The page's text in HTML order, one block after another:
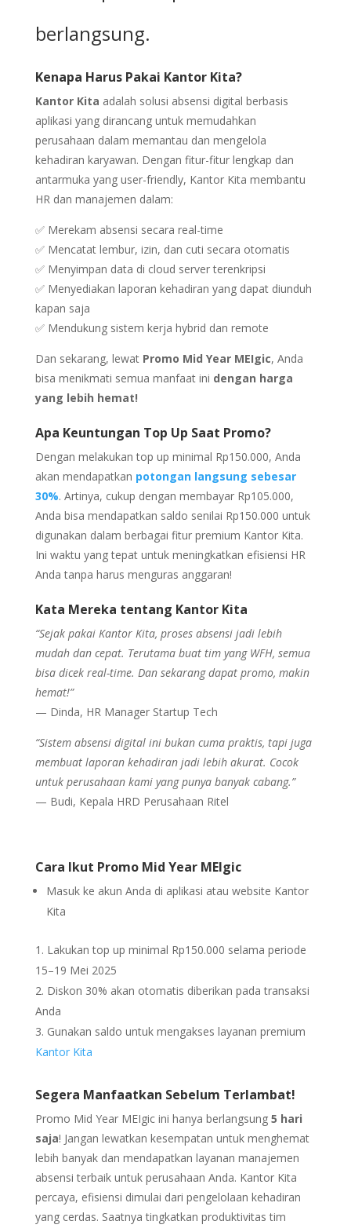
berlangsung.
Kenapa Harus Pakai Kantor Kita?
Kantor Kita adalah solusi absensi digital berbasis
aplikasi yang dirancang untuk memudahkan
perusahaan dalam memantau dan mengelola
kehadiran karyawan. Dengan fitur-fitur lengkap dan
antarmuka yang user-friendly, Kantor Kita membantu
HR dan manajemen dalam:
✅Merekam absensi secara real-time
✅Mencatat lembur, izin, dan cuti secara otomatis
✅Menyimpan data di cloud server terenkripsi
✅Menyediakan laporan kehadiran yang dapat diunduh
kapan saja
✅Mendukung sistem kerja hybrid dan remote
Dan sekarang, lewat Promo Mid Year MEIgic, Anda
bisa menikmati semua manfaat ini dengan harga
yang lebih hemat!
Apa Keuntungan Top Up Saat Promo?
Dengan melakukan top up minimal Rp150.000, Anda
akan mendapatkan potongan langsung sebesar
30%. Artinya, cukup dengan membayar Rp105.000,
Anda bisa mendapatkan saldo senilai Rp150.000 untuk
digunakan dalam berbagai fitur premium Kantor Kita.
Ini waktu yang tepat untuk meningkatkan efisiensi HR
Anda tanpa harus menguras anggaran!
Kata Mereka tentang Kantor Kita
“Sejak pakai Kantor Kita, proses absensi jadi lebih
mudah dan cepat. Terutama buat tim yang WFH, semua
bisa dicek real-time. Dan sekarang dapat promo, makin
hemat!”
— Dinda, HR Manager Startup Tech
“Sistem absensi digital ini bukan cuma praktis, tapi juga
membuat laporan kehadiran jadi lebih akurat. Cocok
untuk perusahaan kami yang punya banyak cabang.”
— Budi, Kepala HRD Perusahaan Ritel
Cara Ikut Promo Mid Year MEIgic
Masuk ke akun Anda di aplikasi atau website Kantor
Kita
Lakukan top up minimal Rp150.000 selama periode
15–19 Mei 2025
Diskon 30% akan otomatis diberikan pada transaksi
Anda
Gunakan saldo untuk mengakses layanan premium
Kantor Kita
Segera Manfaatkan Sebelum Terlambat!
Promo Mid Year MEIgic ini hanya berlangsung 5 hari
saja! Jangan lewatkan kesempatan untuk menghemat
lebih banyak dan mendapatkan layanan manajemen
absensi terbaik untuk perusahaan Anda. Kantor Kita
percaya, efisiensi dimulai dari pengelolaan kehadiran
yang cerdas. Saatnya tingkatkan produktivitas tim